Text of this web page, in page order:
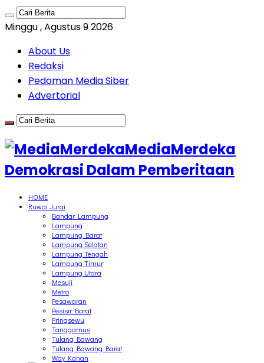
Minggu , Agustus 9 2026
About Us
Redaksi
Pedoman Media Siber
Advertorial
MediaMerdeka
Demokrasi Dalam Pemberitaan
HOME
Ruwai Jurai
Bandar Lampung
Lampung
Lampung Barat
Lampung Selatan
Lampung Tengah
Lampung Timur
Lampung Utara
Mesuji
Metro
Pesawaran
Pesisir Barat
Pringsewu
Tanggamus
Tulang Bawang
Tulang Bawang Barat
Way Kanan